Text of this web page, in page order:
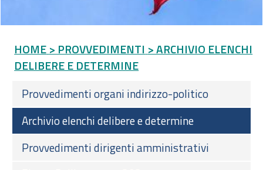
HOME > PROVVEDIMENTI > ARCHIVIO ELENCHI
DELIBERE E DETERMINE
Provvedimenti organi indirizzo-politico
Archivio elenchi delibere e determine
Provvedimenti dirigenti amministrativi